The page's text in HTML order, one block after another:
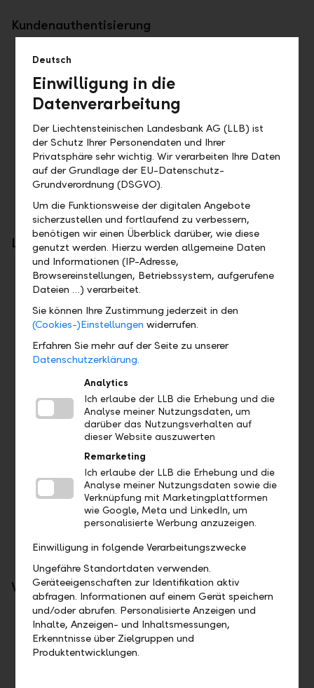
Kundenauthentisierung
Redirect SCA Approach
Zwei-Faktor Authentifizierung
Schlüsselpaar (bei direkter Verbindung zwischen
Customer und Bank)
Leistungsumfang
PSD2
Kontoinformationen (Account Information)
Zahlungsinitialisierung (Payment Initiation)
Bestätigung von Mitteln (Confirmation of Funds)
LLB Connect
Zahlungsaufträge: Zahlungsaufträge werden via
pain.001 übermittelt. Die Antwort ist ein pain.002
Börsenaufträge
Devisenaufträge
Camt.053
Camt.054
MT571
Kommunikation mit Kundenberater
Weiterentwicklungen
PSD2
Limitiert vom Regulator
Deutsch
Einwilligung in die
Datenverarbeitung
Der Liechtensteinischen Landesbank AG (LLB) ist
der Schutz Ihrer Personendaten und Ihrer
Privatsphäre sehr wichtig. Wir verarbeiten Ihre Daten
auf der Grundlage der EU-Datenschutz-
Grundverordnung (DSGVO).
Um die Funktionsweise der digitalen Angebote
sicherzustellen und fortlaufend zu verbessern,
benötigen wir einen Überblick darüber, wie diese
genutzt werden. Hierzu werden allgemeine Daten
und Informationen (IP-Adresse,
Browsereinstellungen, Betriebssystem, aufgerufene
Dateien …) verarbeitet.
Sie können Ihre Zustimmung jederzeit in den
(Cookies-)Einstellungen widerrufen.
Erfahren Sie mehr auf der Seite zu unserer
Datenschutzerklärung.
Analytics
Ich erlaube der LLB die Erhebung und die
Analyse meiner Nutzungsdaten, um
darüber das Nutzungsverhalten auf
dieser Website auszuwerten
Remarketing
Ich erlaube der LLB die Erhebung und die
Analyse meiner Nutzungsdaten sowie die
Verknüpfung mit Marketingplattformen
wie Google, Meta und LinkedIn, um
personalisierte Werbung anzuzeigen.
Einwilligung in folgende Verarbeitungszwecke
Ungefähre Standortdaten verwenden.
Geräteeigenschaften zur Identifikation aktiv
abfragen. Informationen auf einem Gerät speichern
und/oder abrufen. Personalisierte Anzeigen und
Inhalte, Anzeigen- und Inhaltsmessungen,
Erkenntnisse über Zielgruppen und
Produktentwicklungen.